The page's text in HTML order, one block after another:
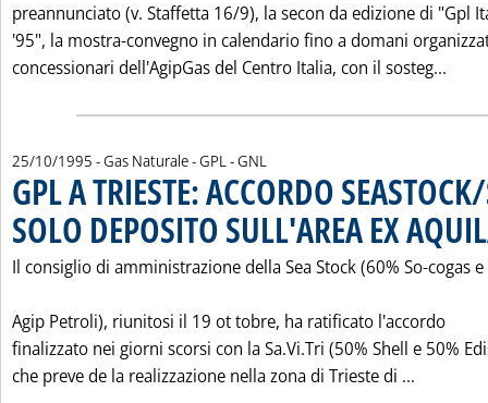
preannunciato (v. Staffetta 16/9), la secon da edizione di "Gpl
'95", la mostra-convegno in calendario fino a domani
concessionari dell'AgipGas del Centro Italia, con il sosteg...
25/10/1995 - Gas Naturale - GPL - GNL
GPL A TRIESTE: ACCORDO
SOLO DEPOSITO SULL'AREA EX
Il consiglio di amministrazione della Sea Stock (60% So-cogas
Agip Petroli), riunitosi il 19 ot tobre, ha ratificato l'accordo
finalizzato nei giorni scorsi con la Sa.Vi.Tri (50% Shell e 50%
che preve de la realizzazione nella zona di Trieste di ...